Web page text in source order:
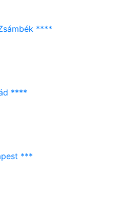
****
****
***